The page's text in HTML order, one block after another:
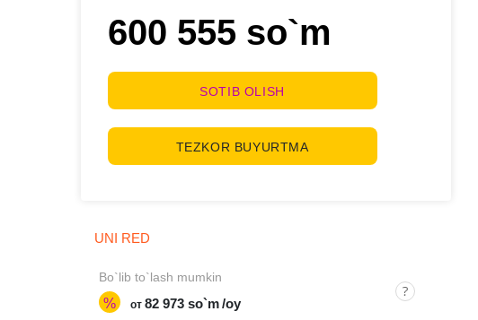
600 555 so`m
SOTIB OLISH
TEZKOR BUYURTMA
UNI RED
Bo`lib to`lash mumkin
% от 82 973 so`m /oy